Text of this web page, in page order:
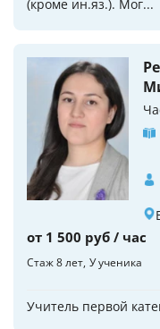
(кроме ин.яз.). Мог...
от 1 500 руб / час
Стаж 8 лет У ученика
Учитель первой